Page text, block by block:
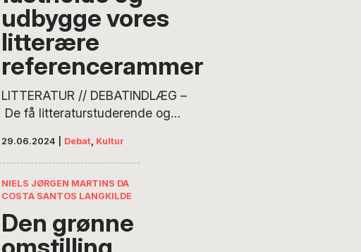
udbygge vores
litterære
referencerammer
LITTERATUR // DEBATINDLÆG –
De få litteraturstuderende og
litteraturinstitutioner rundt om i
landet lover ikke godt for vores
fælles litterære referencerammer,
skriver Niels J. Langkilde,
kommunikationsdirektør ved H. C.
Andersen Instituttet i São Paulo,
29.06.2024 Debat, Kultur
NIELS JØRGEN MARTINS DA
COSTA SANTOS LANGKILDE
Den grønne